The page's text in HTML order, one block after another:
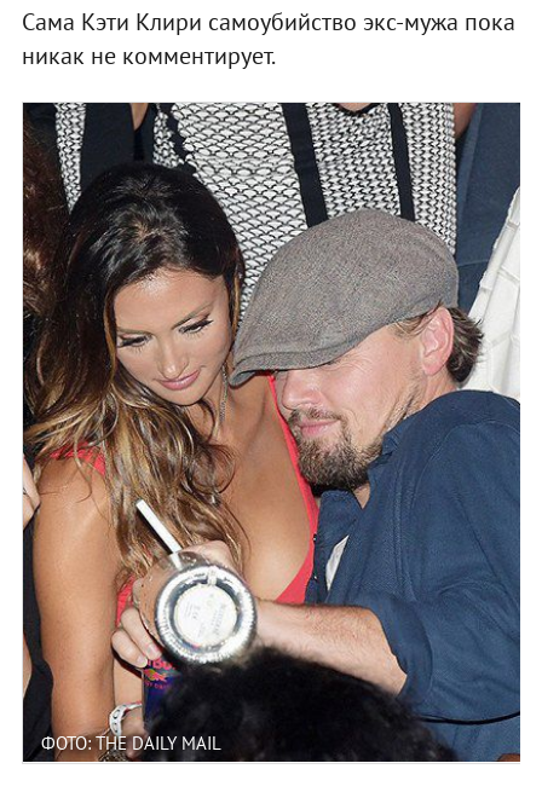
Сама Кэти Клири самоубийство экс-мужа пока
никак не комментирует.
ФОТО: THE DAILY MAIL